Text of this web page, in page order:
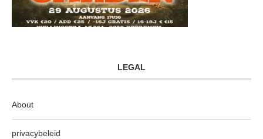
LEGAL
About
privacybeleid